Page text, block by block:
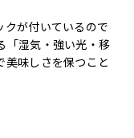
クが付いているので
「湿気・強い光・移
美味しさを保つこと